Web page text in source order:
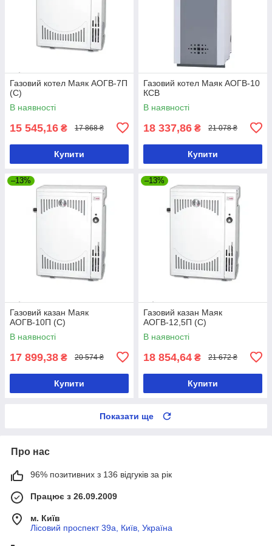
Газовий котел Маяк АОГВ-7П
(С)
В наявності
15 545,16 ₴ 17 868 ₴
Купити
Газовий котел Маяк АОГВ-10
КСВ
В наявності
18 337,86 ₴ 21 078 ₴
Купити
–13%
Газовий казан Маяк
АОГВ-10П (С)
В наявності
17 899,38 ₴ 20 574 ₴
Купити
–13%
Газовий казан Маяк
АОГВ-12,5П (С)
В наявності
18 854,64 ₴ 21 672 ₴
Купити
Показати ще
Про нас
96% позитивних з 136 відгуків за рік
Працює з 26.09.2009
м. Київ
Лісовий проспект 39а, Київ, Україна